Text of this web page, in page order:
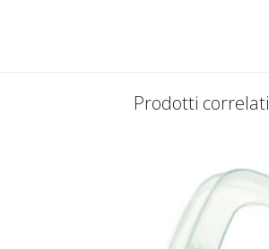
Prodotti correlati